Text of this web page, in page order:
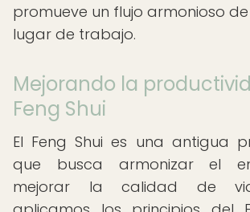
promueve un flujo armonioso
lugar de trabajo.
Mejorando la
Feng Shui
El Feng Shui es una antigua
que busca armonizar el
mejorar la calidad de